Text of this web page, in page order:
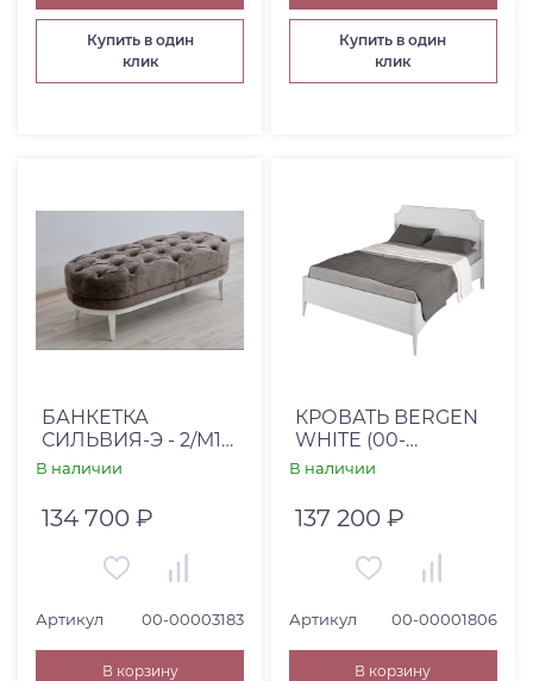
Купить в один
клик
Купить в один
клик
БАНКЕТКА
СИЛЬВИЯ-Э - 2/М13
MANHATTAN 02
В наличии
134 700 ₽
Артикул 00-00003183
В корзину
КРОВАТЬ BERGEN
WHITE (00-
00001806)
В наличии
137 200 ₽
Артикул 00-00001806
В корзину